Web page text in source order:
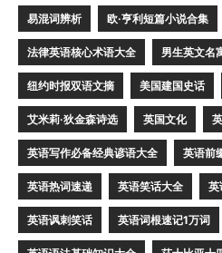
易混词辨析 欧·亨利短篇小说合集
法律英语核心术语大全 男生英文名
纽约时报双语文摘 美国建国史话
艾米莉·狄金森诗选 英国文化
英语写作必备经典谚语大全 英语前
英语热词速递 英语笑话大全 英
英语讽刺笑话 英语词根速记1万词